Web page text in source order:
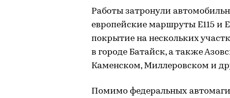
Работы затронули
европейские маршруты E115 и
покрытие на нескольких
в городе Батайск, а также
Каменском, Миллеровском и
Помимо федеральных